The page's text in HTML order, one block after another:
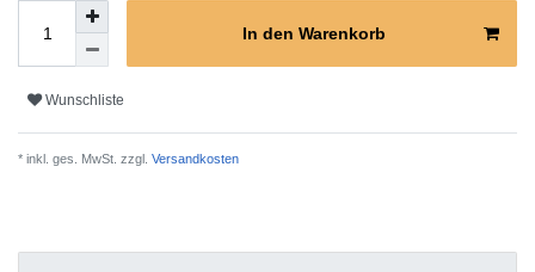
In den Warenkorb
Wunschliste
* inkl. ges. MwSt. zzgl. Versandkosten